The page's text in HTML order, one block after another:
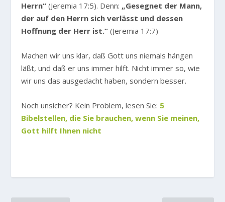
Herrn“ (Jeremia 17:5). Denn: „Gesegnet der Mann,
der auf den Herrn sich verlässt und dessen
Hoffnung der Herr ist.“ (Jeremia 17:7)
Machen wir uns klar, daß Gott uns niemals hängen
läßt, und daß er uns immer hilft. Nicht immer so, wie
wir uns das ausgedacht haben, sondern besser.
Noch unsicher? Kein Problem, lesen Sie: 5
Bibelstellen, die Sie brauchen, wenn Sie meinen,
Gott hilft Ihnen nicht